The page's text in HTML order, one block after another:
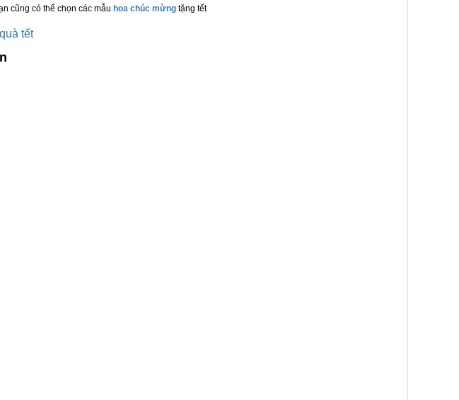
cũng có thể chọn các mẫu hoa chúc mừng tặng tết
tết